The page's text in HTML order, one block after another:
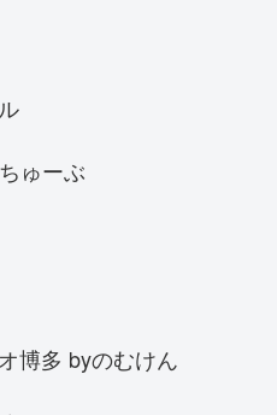
ッサWRX 22B
ゅーぶ
博多 byのむけん